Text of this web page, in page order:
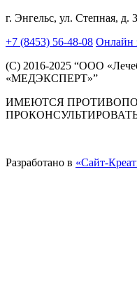
г. Энгельс, ул. Степная, д.
+7 (8453) 56-48-08 Онлайн
(C) 2016-2025 “ООО
«МЕДЭКСПЕРТ»”
ИМЕЮТСЯ
Разработано в «Сайт-